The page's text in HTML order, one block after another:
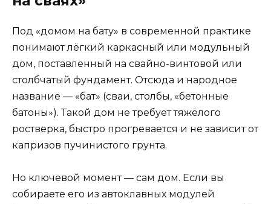
Под «домом на бату» в современной практике
понимают лёгкий каркасный или модульный
дом, поставленный на свайно-винтовой или
столбчатый фундамент. Отсюда и народное
название — «бат» (сваи, столбы, «бетонные
батоны»). Такой дом не требует тяжёлого
ростверка, быстро прогревается и не зависит от
капризов пучинистого грунта.
Но ключевой момент — сам дом. Если вы
собираете его из автоклавных модулей